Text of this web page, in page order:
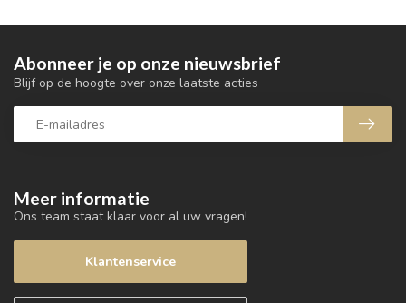
Meer informatie
Ons team staat klaar voor al uw vragen!
Klantenservice
Abonneer je op onze nieuwsbrief
Blijf op de hoogte over onze laatste acties